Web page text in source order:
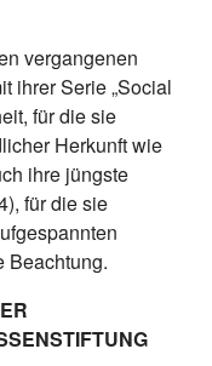
vergangenen
ihrer Serie „Social
für die sie
Herkunft wie
ihre jüngste
für die sie
Beachtung.